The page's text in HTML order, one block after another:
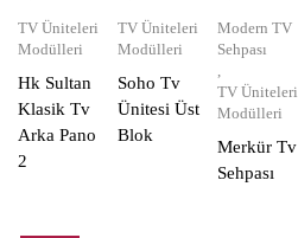
TV Üniteleri
Modülleri
Hk Sultan
Klasik Tv
Arka Pano
2
TV Üniteleri
Modülleri
Soho Tv
Ünitesi Üst
Blok
Modern TV
Sehpası
,
TV Üniteleri
Modülleri
Merkür Tv
Sehpası